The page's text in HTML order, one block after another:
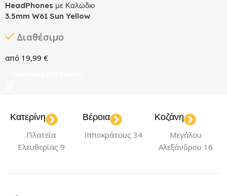
HeadPhones με Καλώδιο
3.5mm W61 Sun Yellow
Διαθέσιμο
19,99 €
Κατερίνη
Πλατεία
Ελευθερίας 9
Βέροια
Ιπποκράτους 34
Κοζάνη
Μεγάλου
Αλεξάνδρου 16